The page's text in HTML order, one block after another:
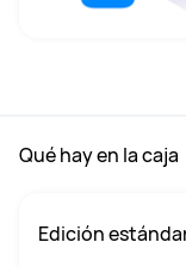
Qué hay en la caja